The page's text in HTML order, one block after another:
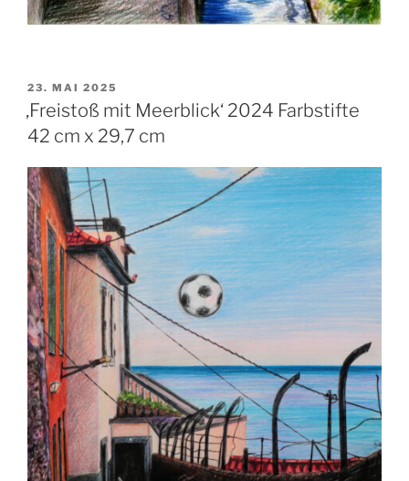
VERÖFFENTLICHT
AM
23. MAI 2025
‚Freistoß mit Meerblick‘ 2024 Farbstifte
42 cm x 29,7 cm